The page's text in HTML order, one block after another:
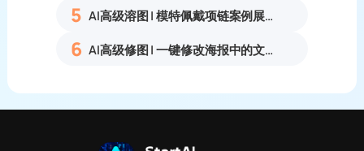
5 AI高级溶图 | 模特佩戴项链案例展示
6 AI高级修图 | 一键修改海报中的文字